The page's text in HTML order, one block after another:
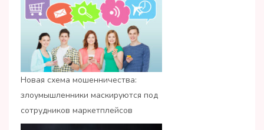
Новая схема мошенничества:
злоумышленники маскируются под
сотрудников маркетплейсов